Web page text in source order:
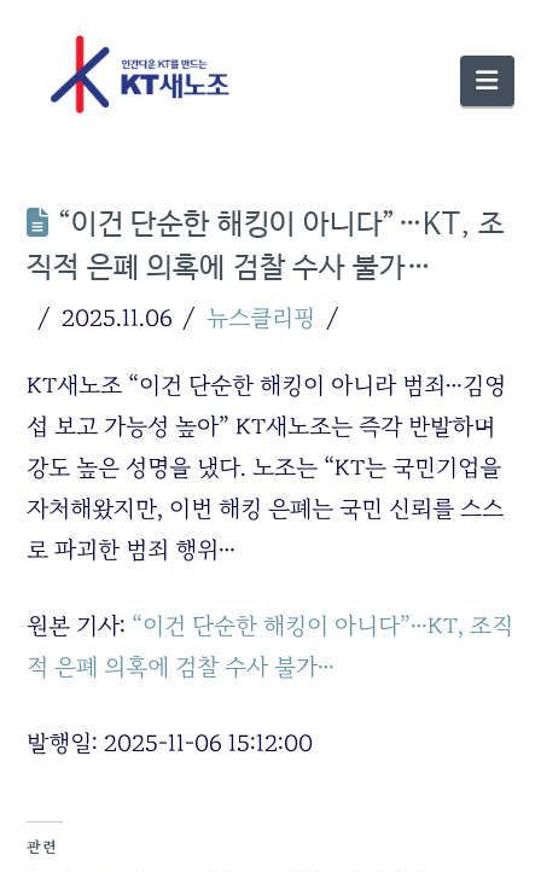
“이건 단순한 해킹이 아니다”…KT, 조
직적 은폐 의혹에 검찰 수사 불가…
2025.11.06 뉴스클리핑
KT새노조 “이건 단순한 해킹이 아니라 범죄…김영
섭 보고 가능성 높아” KT새노조는 즉각 반발하며
강도 높은 성명을 냈다. 노조는 “KT는 국민기업을
자처해왔지만, 이번 해킹 은폐는 국민 신뢰를 스스
로 파괴한 범죄 행위…
원본 기사: “이건 단순한 해킹이 아니다”…KT, 조직
적 은폐 의혹에 검찰 수사 불가…
발행일: 2025-11-06 15:12:00
관련